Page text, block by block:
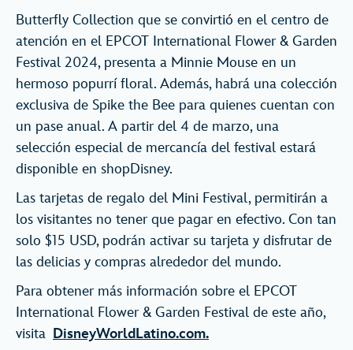
Butterfly Collection que se convirtió en el centro de
atención en el EPCOT International Flower & Garden
Festival 2024, presenta a Minnie Mouse en un
hermoso popurrí floral. Además, habrá una colección
exclusiva de Spike the Bee para quienes cuentan con
un pase anual. A partir del 4 de marzo, una
selección especial de mercancía del festival estará
disponible en shopDisney.
Las tarjetas de regalo del Mini Festival, permitirán a
los visitantes no tener que pagar en efectivo. Con tan
solo $15 USD, podrán activar su tarjeta y disfrutar de
las delicias y compras alrededor del mundo.
Para obtener más información sobre el EPCOT
International Flower & Garden Festival de este año,
visita DisneyWorldLatino.com.